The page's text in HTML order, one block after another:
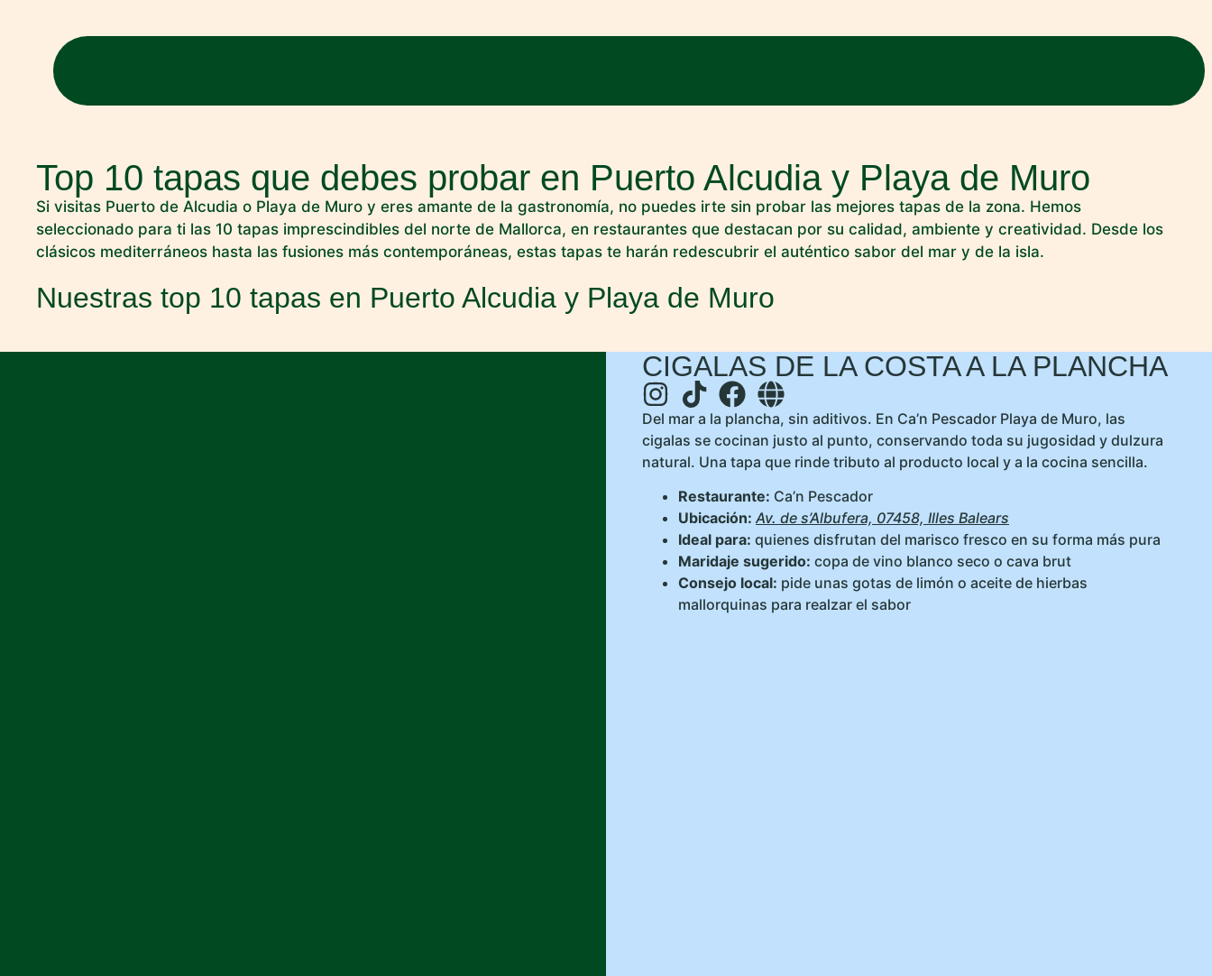
Top 10 tapas que debes probar en Puerto Alcudia y Playa de Muro
Si visitas Puerto de Alcudia o Playa de Muro y eres amante de la gastronomía, no puedes irte sin probar las mejores tapas de la zona. Hemos
seleccionado para ti las 10 tapas imprescindibles del norte de Mallorca, en restaurantes que destacan por su calidad, ambiente y creatividad. Desde los
clásicos mediterráneos hasta las fusiones más contemporáneas, estas tapas te harán redescubrir el auténtico sabor del mar y de la isla.
Nuestras top 10 tapas en Puerto Alcudia y Playa de Muro
CIGALAS DE LA COSTA A LA PLANCHA
Del mar a la plancha, sin aditivos. En Ca’n Pescador Playa de Muro, las
cigalas se cocinan justo al punto, conservando toda su jugosidad y dulzura
natural. Una tapa que rinde tributo al producto local y a la cocina sencilla.
Restaurante: Ca’n Pescador
Ubicación: Av. de s’Albufera, 07458, Illes Balears
Ideal para: quienes disfrutan del marisco fresco en su forma más pura
Maridaje sugerido: copa de vino blanco seco o cava brut
Consejo local: pide unas gotas de limón o aceite de hierbas
mallorquinas para realzar el sabor